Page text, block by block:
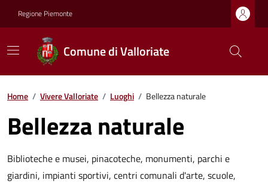
Regione Piemonte
Comune di Valloriate
Home / Vivere Valloriate / Luoghi / Bellezza naturale
Bellezza naturale
Biblioteche e musei, pinacoteche, monumenti, parchi e
giardini, impianti sportivi, centri comunali d'arte, scuole,